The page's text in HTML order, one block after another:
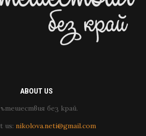
ABOUT US
без край.
us: nikolova.neti@gmail.com